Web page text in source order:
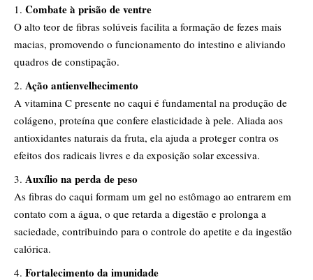
Combate à prisão de ventre
O alto teor de fibras solúveis facilita a formação de fezes mais
macias, promovendo o funcionamento do intestino e aliviando
quadros de constipação.
Ação antienvelhecimento
A vitamina C presente no caqui é fundamental na produção de
colágeno, proteína que confere elasticidade à pele. Aliada aos
antioxidantes naturais da fruta, ela ajuda a proteger contra os
efeitos dos radicais livres e da exposição solar excessiva.
Auxílio na perda de peso
As fibras do caqui formam um gel no estômago ao entrarem em
contato com a água, o que retarda a digestão e prolonga a
saciedade, contribuindo para o controle do apetite e da ingestão
calórica.
Fortalecimento da imunidade